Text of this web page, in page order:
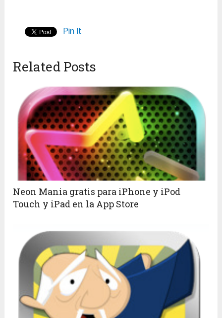
Pin It
Related Posts
Neon Mania gratis para iPhone y iPod
Touch y iPad en la App Store